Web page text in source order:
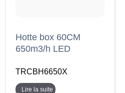
Hotte box 60CM
650m3/h LED
TRCBH6650X
Lire la suite